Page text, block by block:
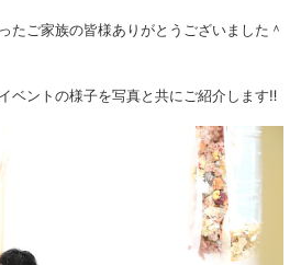
たご家族の皆様ありがとうございました＾
ベントの様子を写真と共にご紹介します‼︎